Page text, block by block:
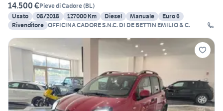
14.500 €Pieve di Cadore(BL)
Usato
08/2018 127000 Km Diesel Manuale
Euro 6
Rivenditore OFFICINA CADORE S.N.C. DI DE BETTIN EMILIO & C.